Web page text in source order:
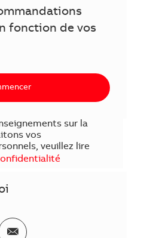
fonction de vos
sur la
vos
veuillez lire
sur Facebook
via twitter
Partager par courriel